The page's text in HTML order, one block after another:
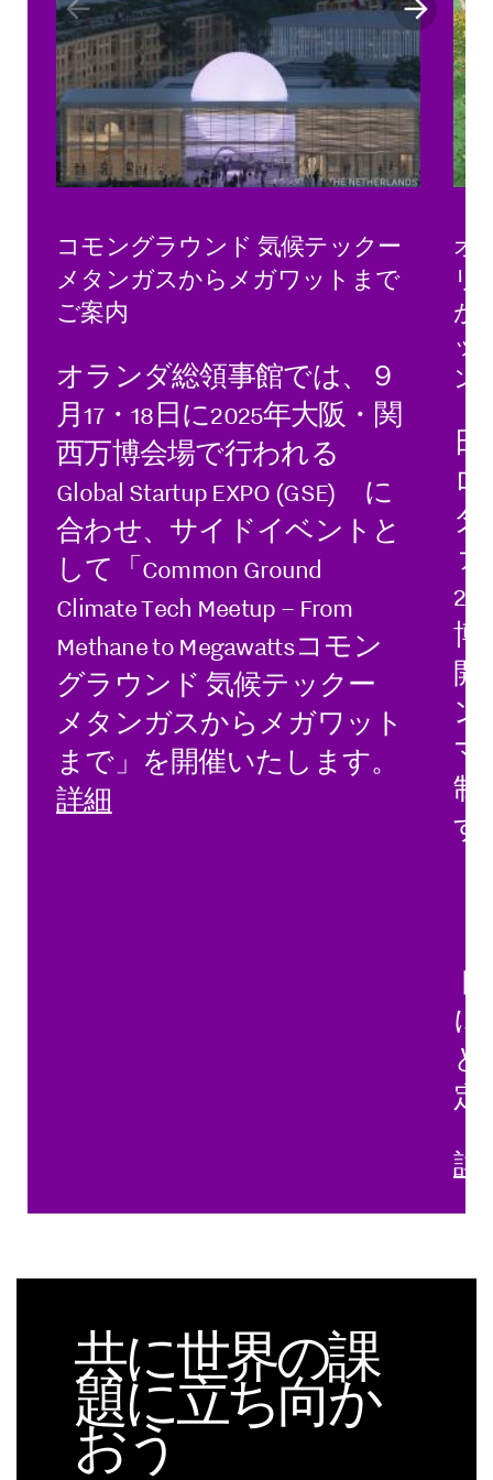
コモングラウンド 気候テックー
メタンガスからメガワットまで
ご案内
オランダ総領事館では、９
月17・18日に2025年大阪・関
西万博会場で行われる
Global Startup EXPO (GSE) に
合わせ、サイドイベントと
して「Common Ground
Climate Tech Meetup – From
Methane to Megawattsコモン
グラウンド 気候テックー
メタンガスからメガワット
まで」を開催いたします。
詳細
オ
リ
が
ッ
ン
ロ
ダ
26
博
開
ン
マ
制
す
に
と
定
詳
共に世界の課
題に立ち向か
おう